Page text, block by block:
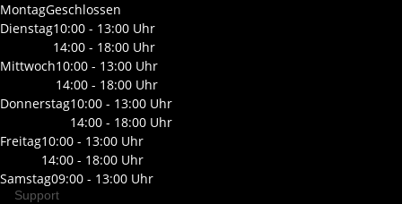
MontagGeschlossen
Dienstag10:00 - 13:00 Uhr
14:00 - 18:00 Uhr
Mittwoch10:00 - 13:00 Uhr
14:00 - 18:00 Uhr
Donnerstag10:00 - 13:00 Uhr
14:00 - 18:00 Uhr
Freitag10:00 - 13:00 Uhr
14:00 - 18:00 Uhr
Samstag09:00 - 13:00 Uhr
Support